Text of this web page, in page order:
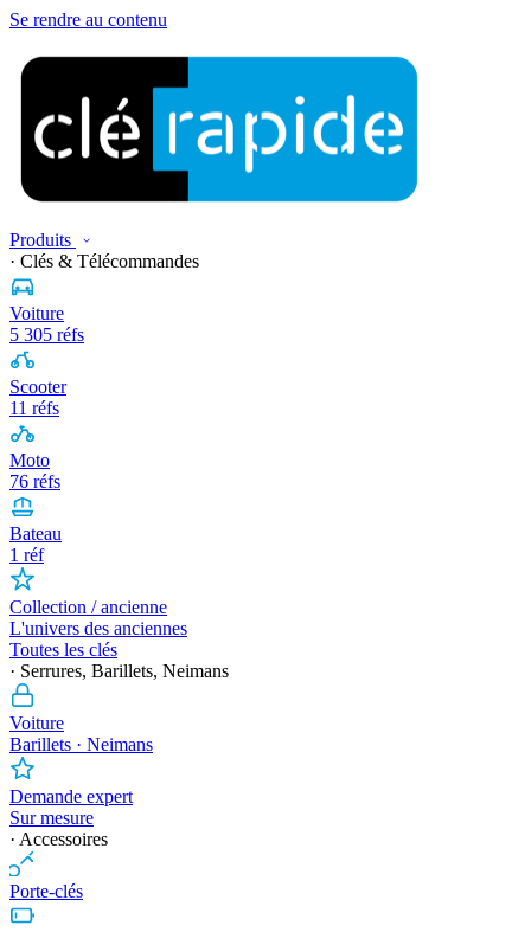
Se rendre au contenu
Produits
· Clés & Télécommandes
Voiture
5 305 réfs
Scooter
11 réfs
Moto
76 réfs
Bateau
1 réf
Collection / ancienne
L'univers des anciennes
Toutes les clés
· Serrures, Barillets, Neimans
Voiture
Barillets · Neimans
Demande expert
Sur mesure
· Accessoires
Porte-clés